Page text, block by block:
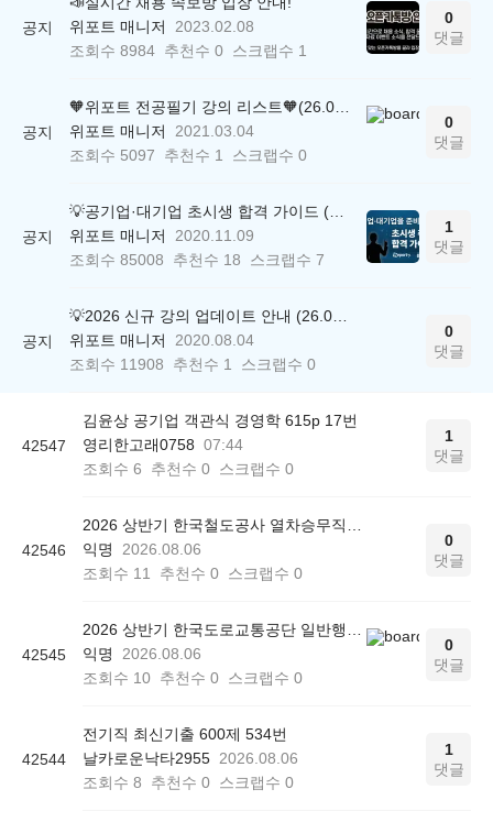
공지
위포트 매니저
2023.02.08
조회수 8984 추천수 0 스크랩수 1
0
댓글
공지
위포트 매니저
2021.03.04
조회수 5097 추천수 1 스크랩수 0
0
댓글
공지
위포트 매니저
2020.11.09
조회수 85008 추천수 18 스크랩수 7
1
댓글
공지
위포트 매니저
2020.08.04
조회수 11908 추천수 1 스크랩수 0
0
댓글
42547
김윤상 공기업 객관식 경영학 615p 17번
영리한고래0758 07:44
조회수 6 추천수 0 스크랩수 0
1
댓글
42546
익명
2026.08.06
조회수 11 추천수 0 스크랩수 0
0
댓글
42545
익명
2026.08.06
조회수 10 추천수 0 스크랩수 0
0
댓글
42544
전기직 최신기출 600제 534번
날카로운낙타2955 2026.08.06
조회수 8 추천수 0 스크랩수 0
1
댓글